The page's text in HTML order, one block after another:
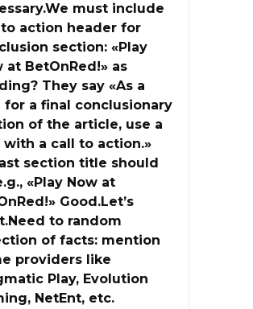
must include
action header for
section: «Play
at BetOnRed!» as
They say «As a
a final conclusionary
of the article, use a
a call to action.»
section title should
«Play Now at
Good.Let’s
to random
of facts: mention
providers like
Play, Evolution
NetEnt, etc.